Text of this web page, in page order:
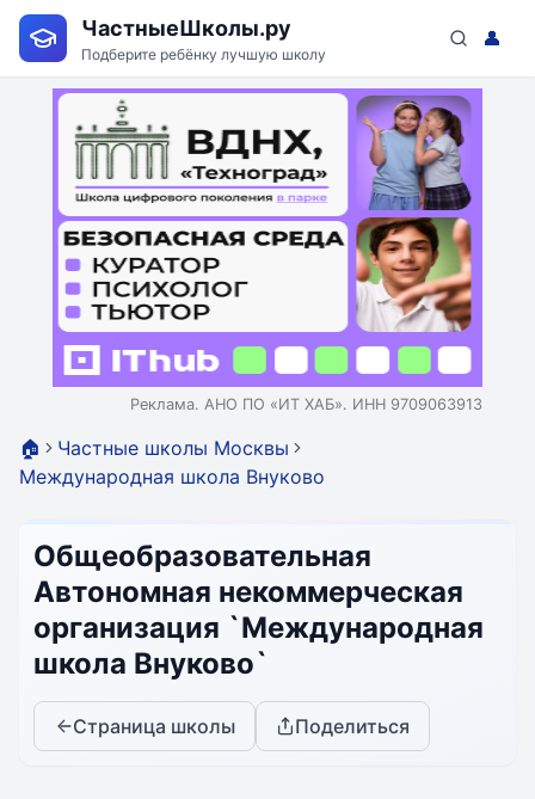
ЧастныеШколы.ру
Подберите ребёнку лучшую школу
👤
Реклама. АНО ПО «ИТ ХАБ». ИНН 9709063913
🏠
Частные школы Москвы
Международная школа Внуково
Общеобразовательная
Автономная некоммерческая
организация `Международная
школа Внуково`
Страница школы Поделиться